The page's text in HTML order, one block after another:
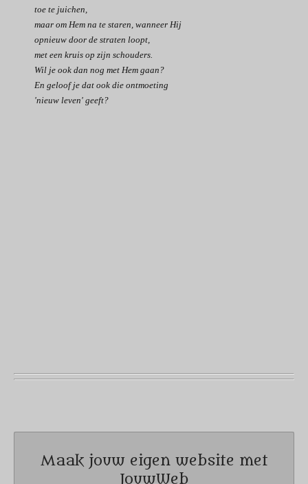
toe te juichen,
maar om Hem na te staren, wanneer Hij
opnieuw door de straten loopt,
met een kruis op zijn schouders.
Wil je ook dan nog met Hem gaan?
En geloof je dat ook die ontmoeting
'nieuw leven' geeft?
Maak jouw eigen website met
JouwWeb